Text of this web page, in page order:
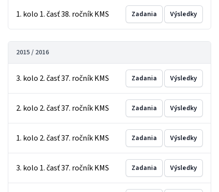
1. kolo 1. časť 38. ročník KMS Zadania Výsledky
2015 / 2016
3. kolo 2. časť 37. ročník KMS Zadania Výsledky
2. kolo 2. časť 37. ročník KMS Zadania Výsledky
1. kolo 2. časť 37. ročník KMS Zadania Výsledky
3. kolo 1. časť 37. ročník KMS Zadania Výsledky